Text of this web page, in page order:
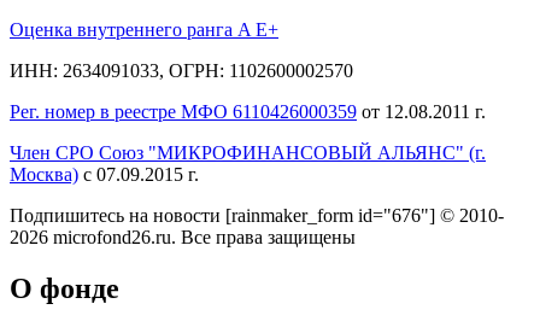
Оценка внутреннего ранга A E+
ИНН: 2634091033, ОГРН: 1102600002570
Рег. номер в реестре МФО 6110426000359 от 12.08.2011 г.
Член СРО Союз "МИКРОФИНАНСОВЫЙ АЛЬЯНС" (г.
Москва) с 07.09.2015 г.
Подпишитесь на новости [rainmaker_form id="676"] © 2010-
2026 microfond26.ru. Все права защищены
О фонде